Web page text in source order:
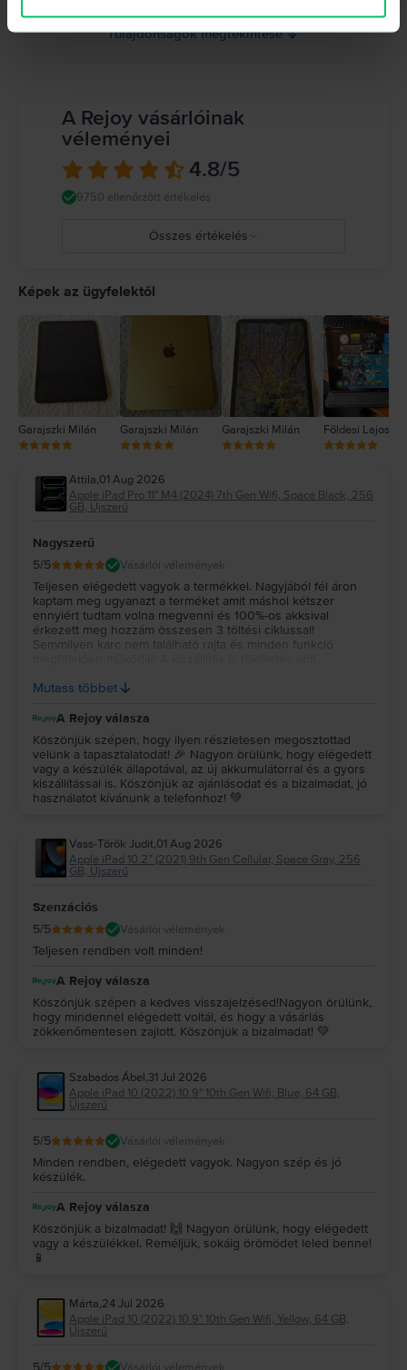
képernyőjű iPad-ot, mert sérülést okozhat. Az iPad használata bizonyos
használatát tiltó vagy korlátozó szabályokat. Sérült kábelek vagy adapterek
használata, illetve töltés nedvesség jelenlétében tüzet, áramütést,
személyi sérülést vagy az iPad, illetve más tulajdon károsodását okozhatja.
ro/guide/ipad/ipad27098ef5/ipados
Tulajdonságok megtekintése
A Rejoy vásárlóinak
véleményei
4.8/5
9750 ellenőrzött értékelés
Összes értékelés
Képek az ügyfelektől
Garajszki Milán Garajszki Milán Garajszki Milán Földesi Lajos
Attila,01 Aug 2026
Apple iPad Pro 11" M4 (2024) 7th Gen Wifi, Space Black, 256
GB, Újszerű
Nagyszerű
5/5 Vásárlói vélemények
Teljesen elégedett vagyok a termékkel. Nagyjából fél áron
kaptam meg ugyanazt a terméket amit máshol kétszer
ennyiért tudtam volna megvenni és 100%-os akksival
érkezett meg hozzám összesen 3 töltési ciklussal!
Semmilyen karc nem található rajta és minden funkció
tudom ajánlani!
Mutass többet
A Rejoy válasza
Köszönjük szépen, hogy ilyen részletesen megosztottad
velünk a tapasztalatodat! 🎉 Nagyon örülünk, hogy elégedett
vagy a készülék állapotával, az új akkumulátorral és a gyors
kiszállítással is. Köszönjük az ajánlásodat és a bizalmadat, jó
használatot kívánunk a telefonhoz! 💚
Vass-Török Judit,01 Aug 2026
Apple iPad 10.2” (2021) 9th Gen Cellular, Space Gray, 256
GB, Újszerű
Szenzációs
5/5 Vásárlói vélemények
Teljesen rendben volt minden!
A Rejoy válasza
Köszönjük szépen a kedves visszajelzésed!Nagyon örülünk,
hogy mindennel elégedett voltál, és hogy a vásárlás
zökkenőmentesen zajlott. Köszönjük a bizalmadat! 💚
Szabados Ábel,31 Jul 2026
Apple iPad 10 (2022) 10.9" 10th Gen Wifi, Blue, 64 GB,
Újszerű
5/5 Vásárlói vélemények
Minden rendben, elégedett vagyok. Nagyon szép és jó
készülék.
A Rejoy válasza
Köszönjük a bizalmadat! 🙌 Nagyon örülünk, hogy elégedett
vagy a készülékkel. Reméljük, sokáig örömödet leled benne!
📱
Márta,24 Jul 2026
Apple iPad 10 (2022) 10.9" 10th Gen Wifi, Yellow, 64 GB,
Újszerű
Vásárlói vélemények